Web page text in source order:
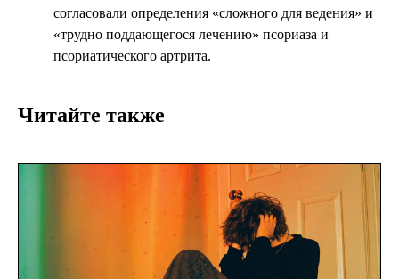
согласовали определения «сложного для ведения» и
«трудно поддающегося лечению» псориаза и
псориатического артрита.
Читайте также